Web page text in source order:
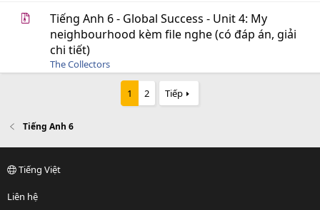
Tiếng Anh 6 - Global Success - Unit 4: My
neighbourhood kèm file nghe (có đáp án, giải
chi tiết)
The Collectors
1 2 Tiếp
Tiếng Anh 6
Tiếng Việt
Liên hệ